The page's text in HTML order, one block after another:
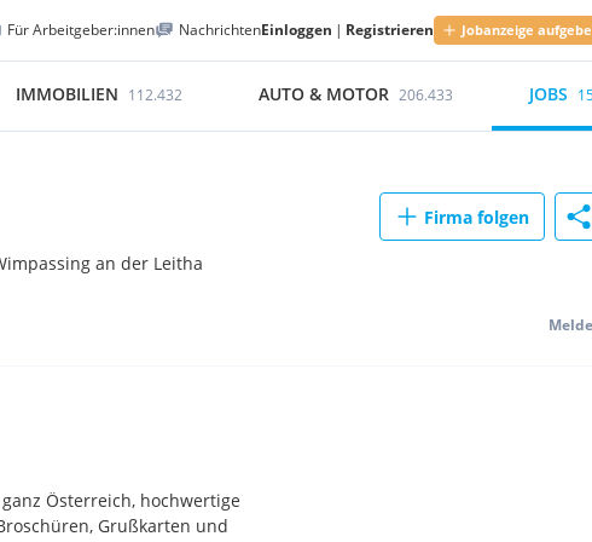
Für Arbeitgeber:innen NachrichtenEinloggen | Registrieren Jobanzeige
IMMOBILIEN 112.432 AUTO & MOTOR 206.433 JOBS
an der Leitha
Firma folgen
Österreich, hochwertige
Grußkarten und